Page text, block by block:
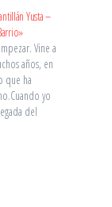
Yusta –
Vine a
años, en
que ha
yo
del
una